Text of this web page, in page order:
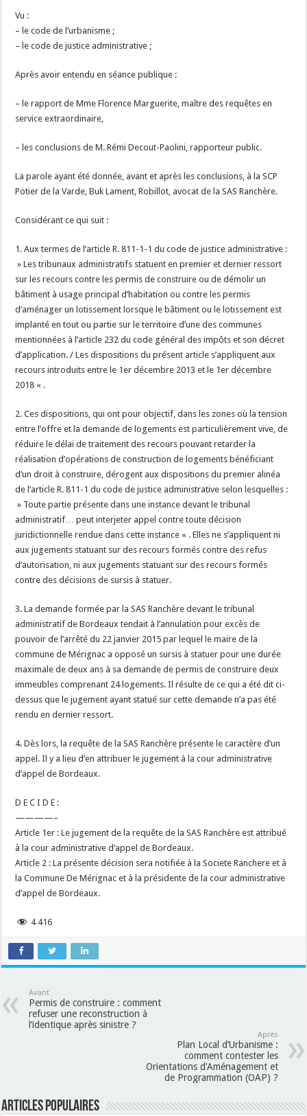
Vu :
– le code de l’urbanisme ;
– le code de justice administrative ;
Après avoir entendu en séance publique :
– le rapport de Mme Florence Marguerite, maître des requêtes en
service extraordinaire,
– les conclusions de M. Rémi Decout-Paolini, rapporteur public.
La parole ayant été donnée, avant et après les conclusions, à la SCP
Potier de la Varde, Buk Lament, Robillot, avocat de la SAS Ranchère.
Considérant ce qui suit :
1. Aux termes de l’article R. 811-1-1 du code de justice administrative :
» Les tribunaux administratifs statuent en premier et dernier ressort
sur les recours contre les permis de construire ou de démolir un
bâtiment à usage principal d’habitation ou contre les permis
d’aménager un lotissement lorsque le bâtiment ou le lotissement est
implanté en tout ou partie sur le territoire d’une des communes
mentionnées à l’article 232 du code général des impôts et son décret
d’application. / Les dispositions du présent article s’appliquent aux
recours introduits entre le 1er décembre 2013 et le 1er décembre
2018 « .
2. Ces dispositions, qui ont pour objectif, dans les zones où la tension
entre l’offre et la demande de logements est particulièrement vive, de
réduire le délai de traitement des recours pouvant retarder la
réalisation d’opérations de construction de logements bénéficiant
d’un droit à construire, dérogent aux dispositions du premier alinéa
de l’article R. 811-1 du code de justice administrative selon lesquelles :
» Toute partie présente dans une instance devant le tribunal
administratif… peut interjeter appel contre toute décision
juridictionnelle rendue dans cette instance « . Elles ne s’appliquent ni
aux jugements statuant sur des recours formés contre des refus
d’autorisation, ni aux jugements statuant sur des recours formés
contre des décisions de sursis à statuer.
3. La demande formée par la SAS Ranchère devant le tribunal
administratif de Bordeaux tendait à l’annulation pour excès de
pouvoir de l’arrêté du 22 janvier 2015 par lequel le maire de la
commune de Mérignac a opposé un sursis à statuer pour une durée
maximale de deux ans à sa demande de permis de construire deux
immeubles comprenant 24 logements. Il résulte de ce qui a été dit ci-
dessus que le jugement ayant statué sur cette demande n’a pas été
rendu en dernier ressort.
4. Dès lors, la requête de la SAS Ranchère présente le caractère d’un
appel. Il y a lieu d’en attribuer le jugement à la cour administrative
d’appel de Bordeaux.
D E C I D E :
————–
Article 1er : Le jugement de la requête de la SAS Ranchère est attribué
à la cour administrative d’appel de Bordeaux.
Article 2 : La présente décision sera notifiée à la Societe Ranchere et à
la Commune De Mérignac et à la présidente de la cour administrative
d’appel de Bordeaux.
4 416
Avant
Permis de construire : comment
refuser une reconstruction à
l’identique après sinistre ?
Après
Plan Local d’Urbanisme :
comment contester les
Orientations d’Aménagement et
de Programmation (OAP) ?
Articles populaires